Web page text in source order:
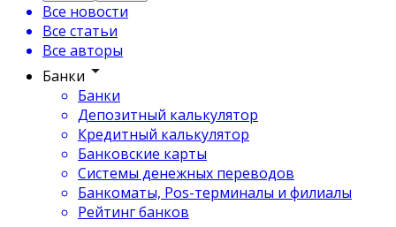
Все новости
Все статьи
Все авторы
Банки
Банки
Депозитный калькулятор
Кредитный калькулятор
Банковские карты
Системы денежных переводов
Банкоматы, Pos-терминалы и филиалы
Рейтинг банков